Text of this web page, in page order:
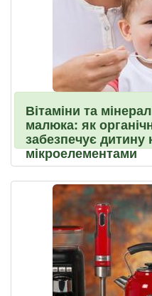
Вітаміни та
малюка: як
забезпечує дитину
мікроелементами